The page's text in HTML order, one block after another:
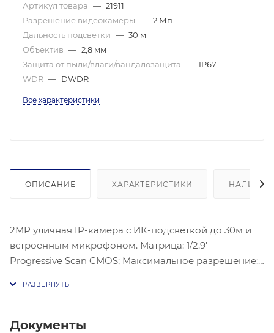
Артикул товара — 21911
Разрешение видеокамеры — 2 Мп
Дальность подсветки — 30 м
Объектив — 2,8 мм
Защита от пыли/влаги/вандалозащита — IP67
WDR — DWDR
Все характеристики
ОПИСАНИЕ ХАРАКТЕРИСТИКИ НАЛИЧИЕ
2МР уличная IP-камера с ИК-подсветкой до 30м и
встроенным микрофоном. Матрица: 1/2.9''
Progressive Scan CMOS; Максимальное разрешение:
встроенный микрофон; видеобитрейт 32кбит/с-
Документы